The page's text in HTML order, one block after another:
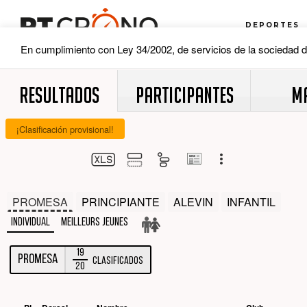
RESULTADOS PARTICIPANTES
¡Clasificación provisional!
PROMESA PRINCIPIANTE ALEVIN INFANTIL
Individual Meilleurs jeunes
PROMESA
19
20
Clasificados